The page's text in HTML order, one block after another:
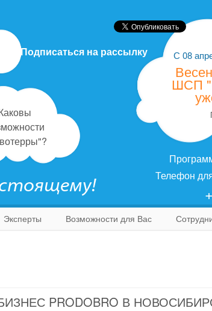
С 08
ШСП
Подписаться на рассылку
Телефон
Эксперты Возможности для Вас
PRODOBRO В